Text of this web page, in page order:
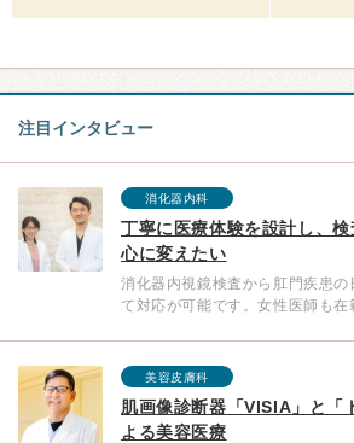
注目インタビュー
消化器内科
丁寧に医療体験を設計し、
心に変えたい
消化器内視鏡検査から肛門疾患の
て対応が可能です。女性医師も在
美容皮膚科
肌画像診断器「VISIA」と「
よる美容医療